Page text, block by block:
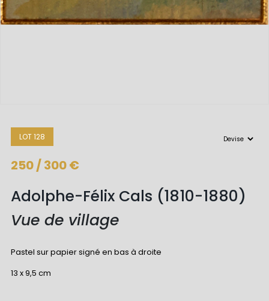
LOT 128
250 / 300 €
Adolphe-Félix Cals (1810-1880)
Vue de village
Pastel sur papier signé en bas à droite
13 x 9,5 cm